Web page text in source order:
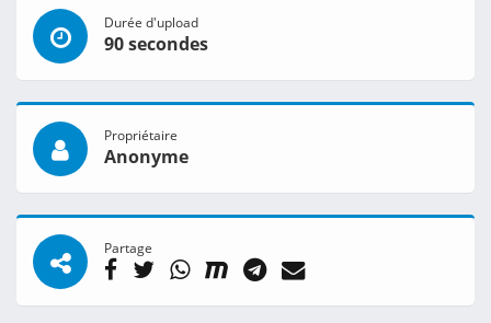
Durée d'upload
90 secondes
Propriétaire
Anonyme
Partage